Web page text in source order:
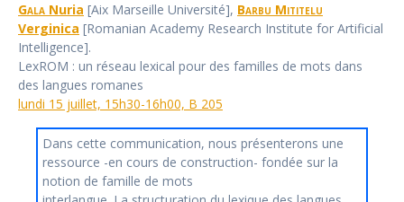
Gala Nuria [Aix Marseille Université], Barbu Mititelu
Verginica [Romanian Academy Research Institute for Artificial
Intelligence].
LexROM : un réseau lexical pour des familles de mots dans
des langues romanes
lundi 15 juillet, 15h30-16h00, B 205
Dans cette communication, nous présenterons une
ressource -en cours de construction- fondée sur la
notion de famille de mots